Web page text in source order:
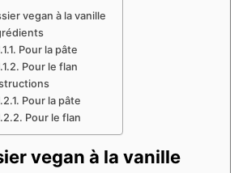
vegan à la vanille
Pour la pâte
Pour le flan
Pour la pâte
Pour le flan
vegan à la vanille